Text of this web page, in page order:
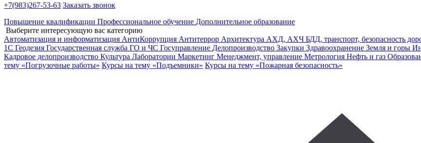
+7(983)267-53-63 Заказать звонок
Повышение квалификации Профессиональное обучение Дополнительное образование
Выберите интересующую вас категорию
Автоматизация и информатизация АнтиКоррупция Антитеррор Архитектура АХД, АХЧ БДД, транспорт, безопасность
1С Геодезия Государственная служба ГО и ЧС Госуправление Делопроизводство Закупки Здравоохранение Земля и горы
Кадровое делопроизводство Культура Лаборатории Маркетинг Менеджмент, управление Метрология Нефть и газ
тему «Погрузочные работы» Курсы на тему «Подъемники» Курсы на тему «Пожарная безопасность»